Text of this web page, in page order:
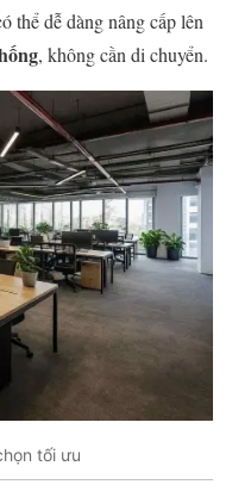
thể dễ dàng nâng cấp lên
, không cần di chuyển.
tối ưu